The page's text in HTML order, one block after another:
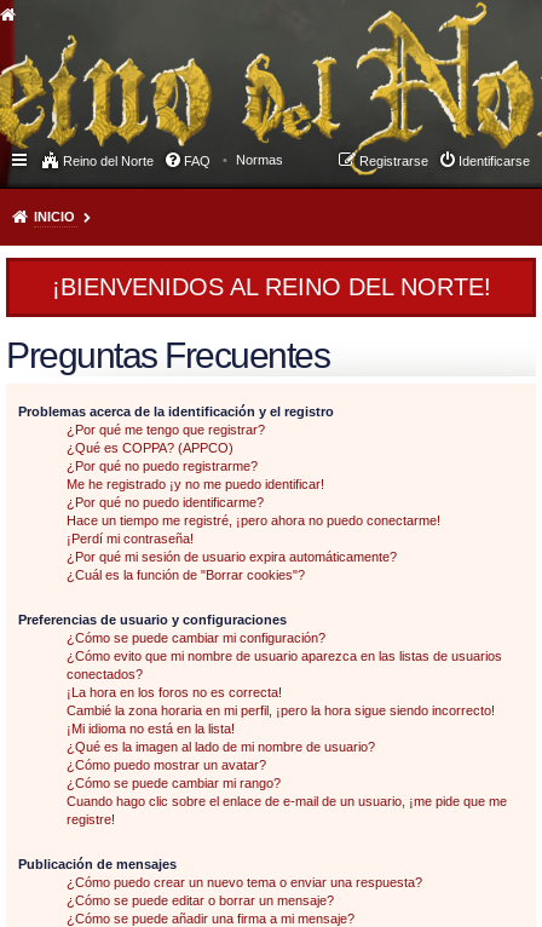
Reino del Norte FAQ Normas Identificarse
Registrarse
INICIO
¡BIENVENIDOS AL REINO DEL NORTE!
Preguntas Frecuentes
Problemas acerca de la identificación y el registro
¿Por qué me tengo que registrar?
¿Qué es COPPA? (APPCO)
¿Por qué no puedo registrarme?
Me he registrado ¡y no me puedo identificar!
¿Por qué no puedo identificarme?
Hace un tiempo me registré, ¡pero ahora no puedo conectarme!
¡Perdí mi contraseña!
¿Por qué mi sesión de usuario expira automáticamente?
¿Cuál es la función de "Borrar cookies"?
Preferencias de usuario y configuraciones
¿Cómo se puede cambiar mi configuración?
¿Cómo evito que mi nombre de usuario aparezca en las listas de usuarios
conectados?
¡La hora en los foros no es correcta!
Cambié la zona horaria en mi perfil, ¡pero la hora sigue siendo incorrecto!
¡Mi idioma no está en la lista!
¿Qué es la imagen al lado de mi nombre de usuario?
¿Cómo puedo mostrar un avatar?
¿Cómo se puede cambiar mi rango?
Cuando hago clic sobre el enlace de e-mail de un usuario, ¡me pide que me
registre!
Publicación de mensajes
¿Cómo puedo crear un nuevo tema o enviar una respuesta?
¿Cómo se puede editar o borrar un mensaje?
¿Cómo se puede añadir una firma a mi mensaje?